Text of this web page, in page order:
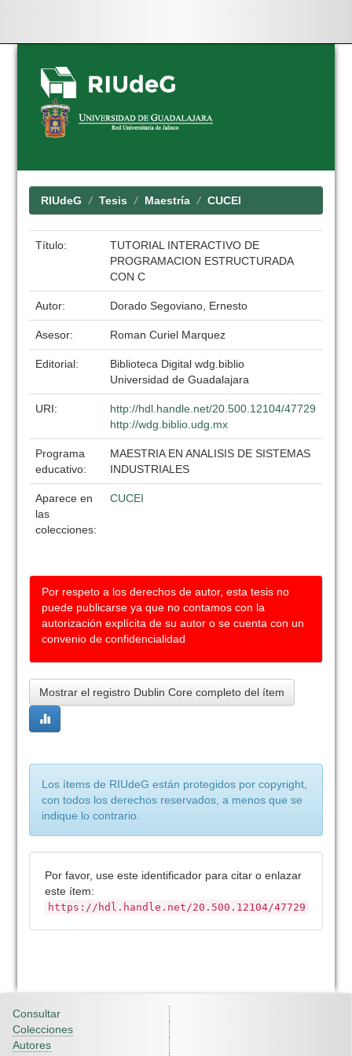
Skip
navigation
RIUdeG Tesis Maestría CUCEI
Título:
TUTORIAL INTERACTIVO DE
PROGRAMACION ESTRUCTURADA
CON C
Autor: Dorado Segoviano, Ernesto
Asesor: Roman Curiel Marquez
Editorial:
Biblioteca Digital wdg.biblio
Universidad de Guadalajara
URI:
http://hdl.handle.net/20.500.12104/47729
http://wdg.biblio.udg.mx
Programa
educativo:
MAESTRIA EN ANALISIS DE SISTEMAS
INDUSTRIALES
Aparece en
las
colecciones:
CUCEI
Por respeto a los derechos de autor, esta tesis no
puede publicarse ya que no contamos con la
autorización explícita de su autor o se cuenta con un
convenio de confidencialidad
Mostrar el registro Dublin Core completo del ítem
Los ítems de RIUdeG están protegidos por copyright,
con todos los derechos reservados, a menos que se
indique lo contrario.
Por favor, use este identificador para citar o enlazar
este ítem:
https://hdl.handle.net/20.500.12104/47729
Consultar
Colecciones
Autores